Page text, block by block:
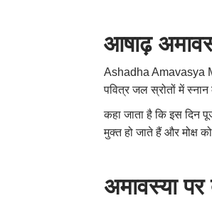
आषाढ़
Ashadha Amavasya
पवित्र जल स्रोतों में स्नान
कहा जाता है कि इस दिन
मुक्त हो जाते हैं और मोक्ष
अमावस्या